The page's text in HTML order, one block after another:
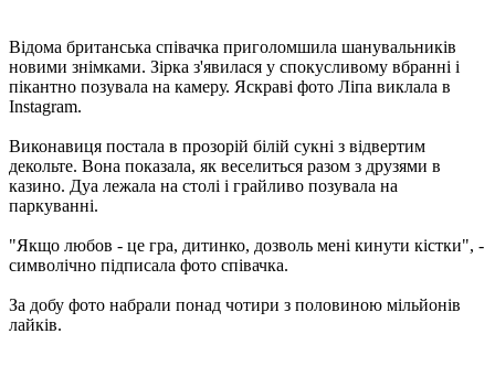
Відома британська співачка приголомшила шанувальників
новими знімками. Зірка з'явилася у спокусливому вбранні і
пікантно позувала на камеру. Яскраві фото Ліпа виклала в
Instagram.
Виконавиця постала в прозорій білій сукні з відвертим
декольте. Вона показала, як веселиться разом з друзями в
казино. Дуа лежала на столі і грайливо позувала на
паркуванні.
"Якщо любов - це гра, дитинко, дозволь мені кинути кістки", -
символічно підписала фото співачка.
За добу фото набрали понад чотири з половиною мільйонів
лайків.